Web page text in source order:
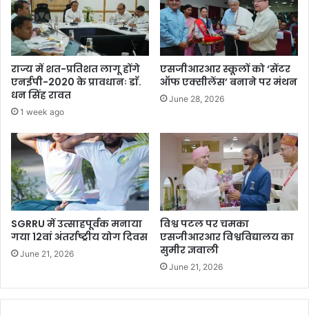
राज्य में शत-प्रतिशत लागू होंगे
एनईपी-2020 के प्रावधानः डाॅ.
धन सिंह रावत
1 week ago
एसजीआरआर स्कूलों को ‘सेंटर
ऑफ एक्सीलेंस’ बनाने पर मंथन
June 28, 2026
SGRRU में उत्साहपूर्वक मनाया
गया 12वां अंतर्राष्ट्रीय योग दिवस
June 21, 2026
विश्व पटल पर चमका
एसजीआरआर विश्वविद्यालय का
सुमीर ज्ञवाली
June 21, 2026